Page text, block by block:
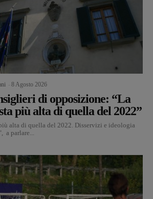
8 Agosto 2026
di opposizione: “La
più alta di quella del 2022”
alta di quella del 2022. Disservizi e ideologia
parlare...